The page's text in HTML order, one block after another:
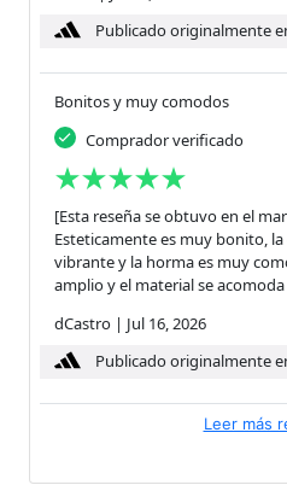
Publicado originalmente
Bonitos y muy comodos
Comprador verificado
[Esta reseña se obtuvo en el
Esteticamente es muy bonito,
vibrante y la horma es muy
amplio y el material se
dCastro | Jul 16, 2026
Publicado originalmente
Leer más